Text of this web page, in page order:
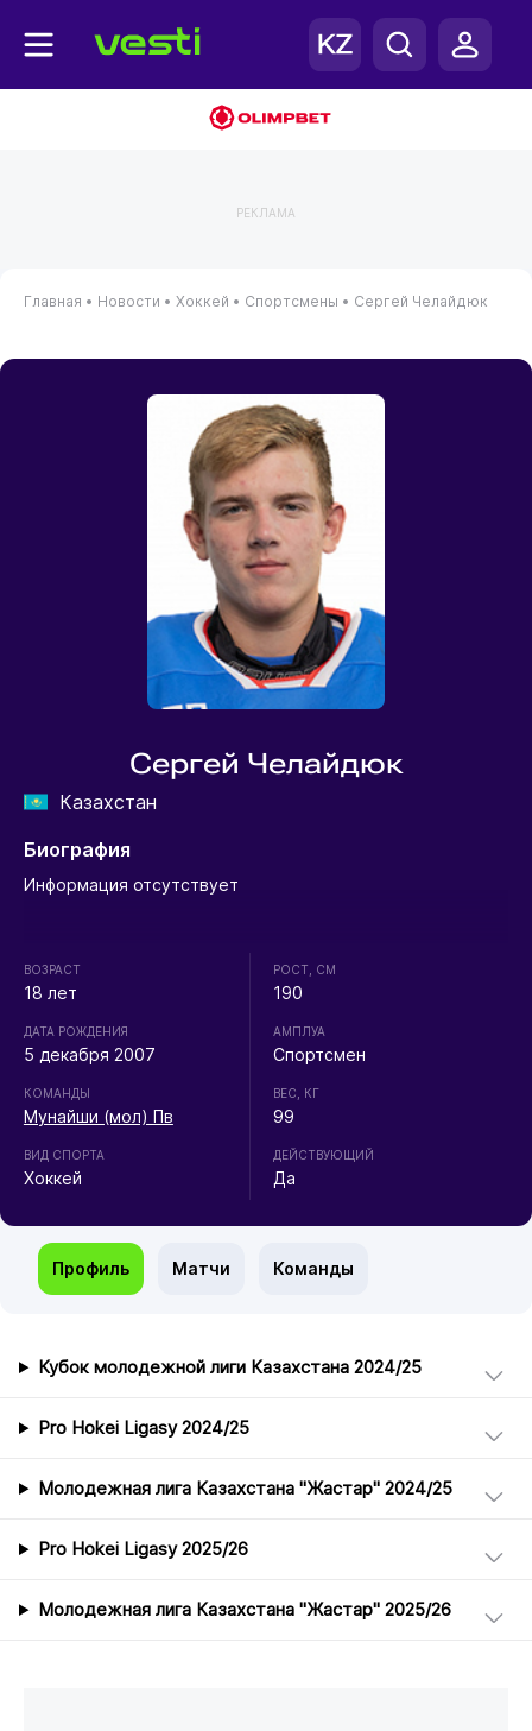
РЕКЛАМА
Главная • Новости • Хоккей • Спортсмены • Сергей Челайдюк
Сергей Челайдюк
Казахстан
Биография
Информация отсутствует
ВОЗРАСТ
18 лет
ДАТА РОЖДЕНИЯ
5 декабря 2007
КОМАНДЫ
Мунайши (мол) Пв
ВИД СПОРТА
Хоккей
РОСТ, СМ
190
АМПЛУА
Спортсмен
ВЕС, КГ
99
ДЕЙСТВУЮЩИЙ
Да
Профиль Матчи Команды
Кубок молодежной лиги Казахстана 2024/25
Pro Hokei Ligasy 2024/25
Молодежная лига Казахстана "Жастар" 2024/25
Pro Hokei Ligasy 2025/26
Молодежная лига Казахстана "Жастар" 2025/26